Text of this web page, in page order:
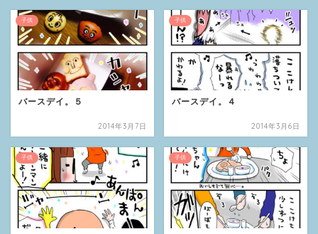
子供
バースデイ。５
2014年3月7日
子供
バースデイ。４
2014年3月6日
子供 子供